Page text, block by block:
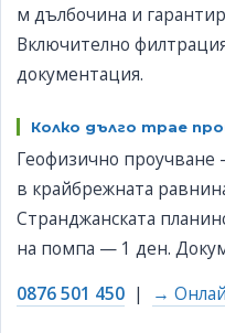
м дълбочина и
Включително
документация.
Колко дълго трае
Геофизично
в крайбрежната
Странджанската
на помпа — 1 ден.
0876 501 450 | →